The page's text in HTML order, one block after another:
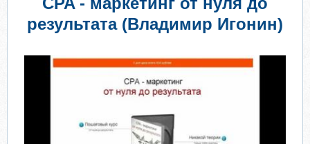
результата (Владимир Игонин)